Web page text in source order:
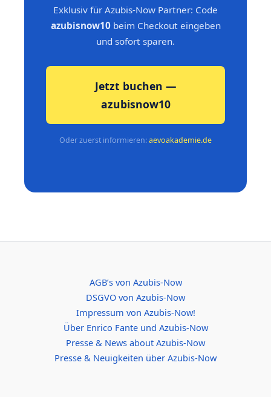
Exklusiv für Azubis-Now Partner: Code
azubisnow10beim Checkout eingeben
und sofort sparen.
Jetzt buchen —
azubisnow10
Oder zuerst informieren:aevoakademie.de
AGB’s von Azubis-Now
DSGVO von Azubis-Now
Impressum von Azubis-Now!
Über Enrico Fante und Azubis-Now
Presse & News about Azubis-Now
Presse & Neuigkeiten über Azubis-Now